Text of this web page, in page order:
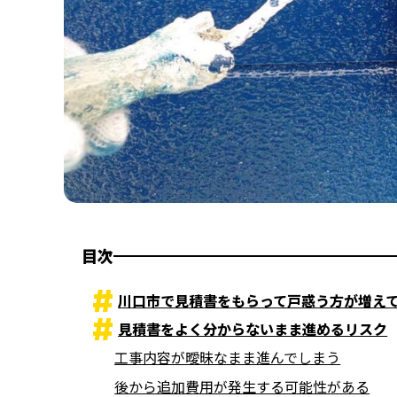
目次
川口市で見積書をもらって戸惑う方が増え
見積書をよく分からないまま進めるリスク
工事内容が曖昧なまま進んでしまう
後から追加費用が発生する可能性がある